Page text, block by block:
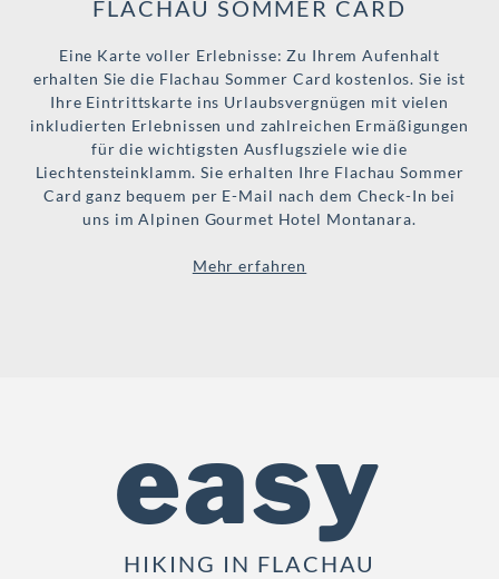
FLACHAU SOMMER CARD
Eine Karte voller Erlebnisse: Zu Ihrem Aufenhalt
erhalten Sie die Flachau Sommer Card kostenlos. Sie ist
Ihre Eintrittskarte ins Urlaubsvergnügen mit vielen
inkludierten Erlebnissen und zahlreichen Ermäßigungen
für die wichtigsten Ausflugsziele wie die
Liechtensteinklamm. Sie erhalten Ihre Flachau Sommer
Card ganz bequem per E-Mail nach dem Check-In bei
uns im Alpinen Gourmet Hotel Montanara.
Mehr erfahren
easy
HIKING IN FLACHAU